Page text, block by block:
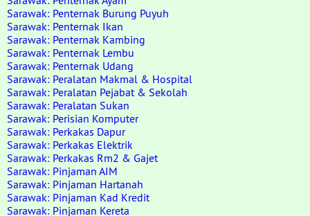
Sarawak: Penternak Burung Puyuh
Sarawak: Penternak Ikan
Sarawak: Penternak Kambing
Sarawak: Penternak Lembu
Sarawak: Penternak Udang
Sarawak: Peralatan Makmal & Hospital
Sarawak: Peralatan Pejabat & Sekolah
Sarawak: Peralatan Sukan
Sarawak: Perisian Komputer
Sarawak: Perkakas Dapur
Sarawak: Perkakas Elektrik
Sarawak: Perkakas Rm2 & Gajet
Sarawak: Pinjaman AIM
Sarawak: Pinjaman Hartanah
Sarawak: Pinjaman Kad Kredit
Sarawak: Pinjaman Kereta